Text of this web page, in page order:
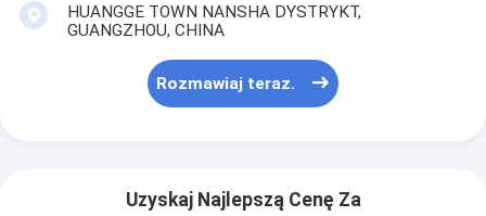
HUANGGE TOWN NANSHA DYSTRYKT,
GUANGZHOU, CHINA
Rozmawiaj teraz.
Uzyskaj Najlepszą Cenę Za